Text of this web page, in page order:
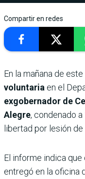
Compartir en redes
En la mañana de
voluntaria en el
exgobernador de
Alegre, condenado
libertad por lesión de
El informe indica
entregó en la oficina